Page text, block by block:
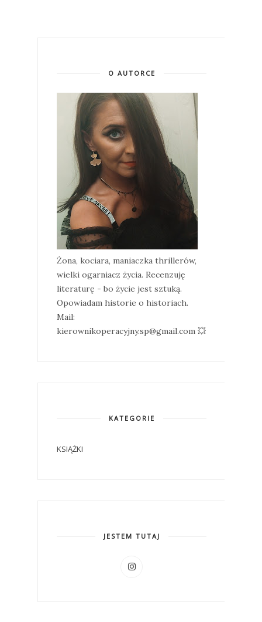
O AUTORCE
Żona, kociara, maniaczka thrillerów,
wielki ogarniacz życia. Recenzuję
literaturę - bo życie jest sztuką.
Opowiadam historie o historiach.
Mail:
kierownikoperacyjny.sp@gmail.com 💥
KATEGORIE
KSIĄŻKI
JESTEM TUTAJ